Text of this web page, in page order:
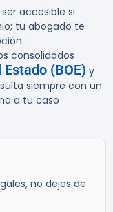
accesible si
tu abogado te
consolidados
(BOE) y
siempre con un
a tu caso
no dejes de